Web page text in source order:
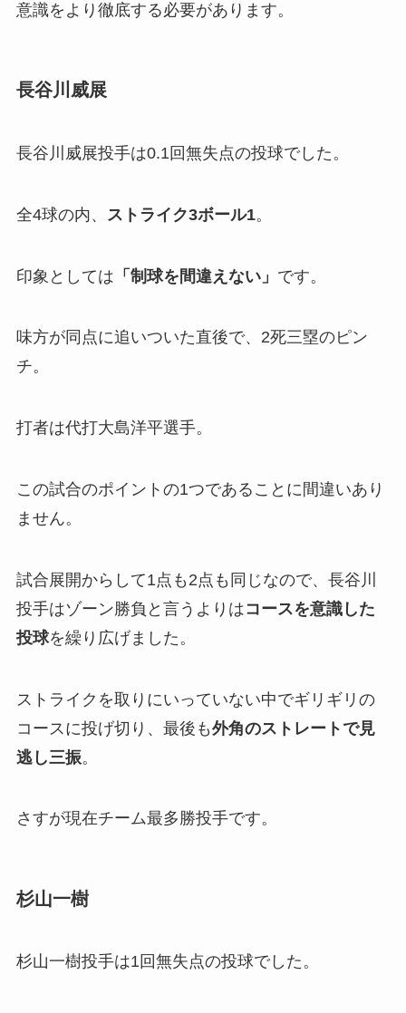
意識をより徹底する必要があります。
長谷川威展
長谷川威展投手は0.1回無失点の投球でした。
全4球の内、 ストライク3ボール1。
印象としては 「制球を間違えない」 です。
味方が同点に追いついた直後で、2死三塁のピン
チ。
打者は代打大島洋平選手。
この試合のポイントの1つであることに間違いあり
ません。
試合展開からして1点も2点も同じなので、長谷川
投手はゾーン勝負と言うよりはコースを意識した
投球を繰り広げました。
ストライクを取りにいっていない中でギリギリの
コースに投げ切り、最後も外角のストレートで見
逃し三振。
さすが現在チーム最多勝投手です。
杉山一樹
杉山一樹投手は1回無失点の投球でした。